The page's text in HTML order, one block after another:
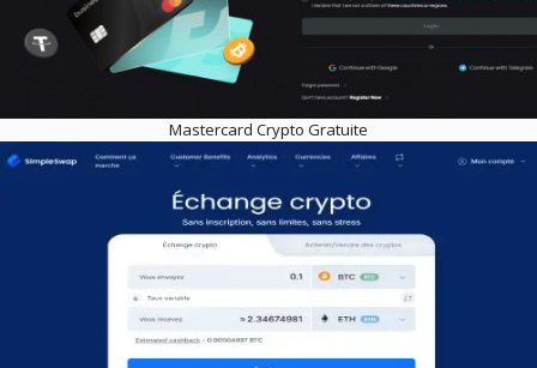
Mastercard Crypto Gratuite